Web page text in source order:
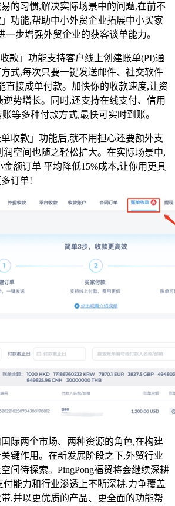
的习惯,解决实际场景中的问题,在前不
功能,帮助中小外贸企业拓展中小买家
一步增强外贸企业的获客谈单能力。
款」功能支持客户线上创建账单(PI)通
式,每次只要一键发送邮件、社交软件
直接成单付款。加快你的收款速度,让资
势增长。同时,还支持在线支付、信用
等多种付款方式,最快可实时到账。
收款」功能后,就不用担心还要额外支
空间也随之轻松扩大。在实际场景中,
金额订单 平均降低15%成本,让你用更具
订单!
际两个市场、两种资源的角色,在构建
键作用。在新发展阶段之下,外贸行业
间待探索。PingPong福贸将会继续深耕
能力和行业渗透上不断深耕,力争覆盖
,并以更优质的产品、更全面的功能帮